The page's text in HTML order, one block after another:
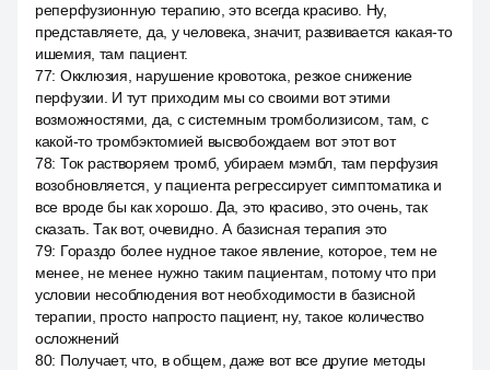
реперфузионную терапию, это всегда красиво. Ну,
представляете, да, у человека, значит, развивается какая-то
ишемия, там пациент.
77: Окклюзия, нарушение кровотока, резкое снижение
перфузии. И тут приходим мы со своими вот этими
возможностями, да, с системным тромболизисом, там, с
какой-то тромбэктомией высвобождаем вот этот вот
78: Ток растворяем тромб, убираем мэмбл, там перфузия
возобновляется, у пациента регрессирует симптоматика и
все вроде бы как хорошо. Да, это красиво, это очень, так
сказать. Так вот, очевидно. А базисная терапия это
79: Гораздо более нудное такое явление, которое, тем не
менее, не менее нужно таким пациентам, потому что при
условии несоблюдения вот необходимости в базисной
терапии, просто напросто пациент, ну, такое количество
осложнений
80: Получает, что, в общем, даже вот все другие методы